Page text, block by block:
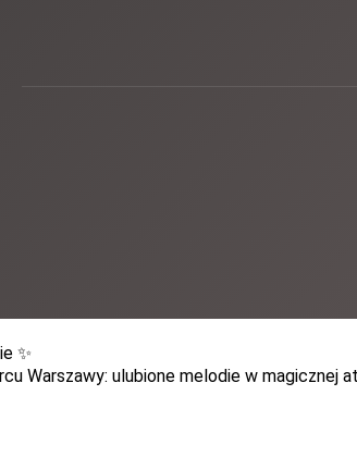
✨
Warszawy: ulubione melodie w magicznej